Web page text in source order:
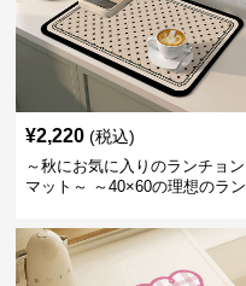
¥2,220 (税込)
～秋にお気に入りのランチョン
マット～ ～40×60の理想のラン
ランチョンマットシリーズ【カ
フェラテが飲みたくなる】